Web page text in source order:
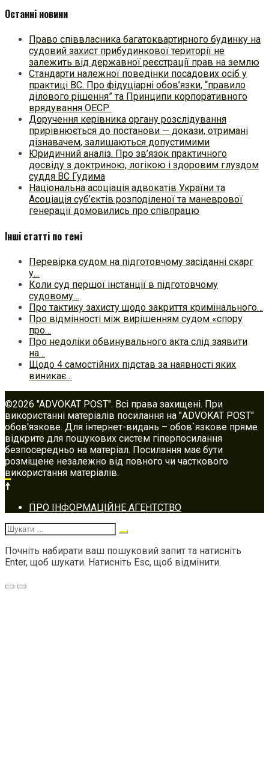
Останні новини
Право співвласника багатоквартирного будинку на
судовий захист прибудинкової території не
залежить від державної реєстрації прав на землю
Стандарти належної поведінки посадових осіб у
практиці ВC. Про фідуціарні обов’язки, “правило
ділового рішення” та Принципи корпоративного
врядування ОЕСР
Доручення керівника органу розслідування
прирівнюється до постанови — докази, отримані
дізнавачем, залишаються допустимими
Юридичний аналіз. Про зв’язок практичного
досвіду з доктриною, логікою і здоровим глуздом
суддя ВС Гудима
Національна асоціація адвокатів України та
Асоціація суб’єктів розподіленої та маневрової
генерації домовились про співпрацю
Інші статті по темі
Перевірка судом на підготовчому засіданні скарг
у…
Коли суд першої інстанції в підготовчому
судовому…
Про тактику захисту щодо закриття кримінального…
Про відмінності між вирішенням судом «спору
про…
Про недоліки обвинувального акта слід заявити
на…
Щодо 4 самостійних підстав за наявності яких
виникає…
©2026 "ADVOKAT POST". Всі права захищені. При
використанні матеріалів посилання на "ADVOKAT POST"
обов'язкове. Для інтернет-видань – обов`язкове пряме
відкрите для пошукових систем гіперпосилання
безпосередньо на матеріал. Посилання має бути
розміщене незалежно від повного чи часткового
використання матеріалів.
Footer
navigation
ПРО ІНФОРМАЦІЙНЕ АГЕНТСТВО
Шукати:
Почніть набирати ваш пошуковий запит та натисніть
Enter, щоб шукати. Натисніть Esc, щоб відмінити.
Меню